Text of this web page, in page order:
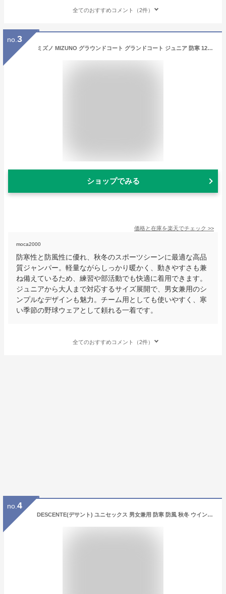
全てのおすすめコメント（2件）
no. 3
ミズノ MIZUNO グラウンドコート グランドコート ジュニア 防寒 12JE5G22 野球ウェア ジャンパー 子供服 服 防寒 防風 大人用 子ども用 男女兼用 秋冬 ジャケット 軽量 高品質 スポーツ 練習用 大きいサイズ 秋冬 アウター チーム用 練習着 部活動 【365日あす楽対応】
ショップでみる
価格と在庫を楽天でチェック >>
moca2000
防寒性と防風性に優れ、秋冬のスポーツシーンに最適な高品
質ジャンパー。軽量ながらしっかり暖かく、動きやすさも兼
ね備えているため、練習や部活動でも快適に着用できます。
ジュニアから大人まで対応するサイズ展開で、男女兼用のシ
ンプルなデザインも魅力。チーム用としても使いやすく、寒
い季節の野球ウェアとして頼れる一着です。
全てのおすすめコメント（2件）
no. 4
DESCENTE(デサント) ユニセックス 男女兼用 防寒 防風 秋冬 ウインドブレーカージャケット ブラック×ホワイト(BKWH) Mサイズ DAT-3265